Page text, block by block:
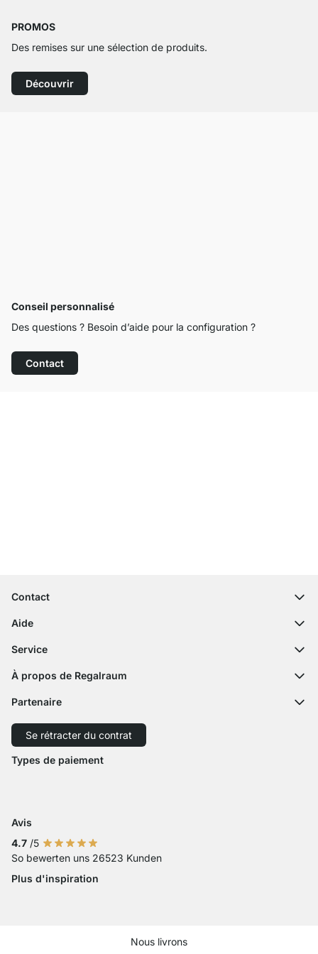
PROMOS
Des remises sur une sélection de produits.
Découvrir
Conseil personnalisé
Des questions ? Besoin d’aide pour la configuration ?
Contact
Contact
contact@regalraum.com
Formulaire de contact
Aide
Questions fréquentes
Expédition
Paiement
Droit de rétractation
Accessibilité
Service
Configurateur
Service découpe
À propos de Regalraum
L'équipe
Partenaire
Expédition avec GLS
Expédition avec Schenker
Se rétracter du contrat
Types de paiement
Avis
4.7 /5
So bewerten uns 26523 Kunden
Plus d'inspiration
Nous livrons